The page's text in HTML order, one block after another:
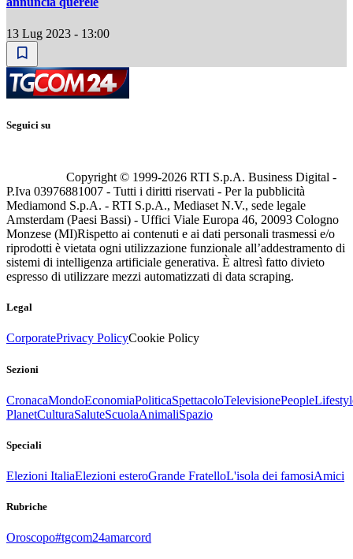
13 Lug 2023 - 13:00
Seguici su
Copyright © 1999-2026 RTI S.p.A. Business Digital -
P.Iva 03976881007 - Tutti i diritti riservati - Per la pubblicità
Mediamond S.p.A. - RTI S.p.A., Mediaset N.V., sede legale
Amsterdam (Paesi Bassi) - Uffici Viale Europa 46, 20093 Cologno
Monzese (MI)Rispetto ai contenuti e ai dati personali trasmessi e/o
riprodotti è vietata ogni utilizzazione funzionale all’addestramento di
sistemi di intelligenza artificiale generativa. È altresì fatto divieto
espresso di utilizzare mezzi automatizzati di data scraping.
Legal
CorporatePrivacy PolicyCookie Policy
Sezioni
CronacaMondoEconomiaPoliticaSpettacoloTelevisionePeople
PlanetCulturaSaluteScuolaAnimaliSpazio
Speciali
Elezioni ItaliaElezioni esteroGrande FratelloL'isola dei famosiAmici
Rubriche
Oroscopo#tgcom24amarcord